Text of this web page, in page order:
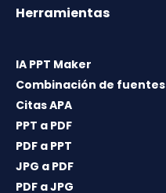
Herramientas
IA PPT Maker
Combinación de fuentes
Citas APA
PPT a PDF
PDF a PPT
JPG a PDF
PDF a JPG